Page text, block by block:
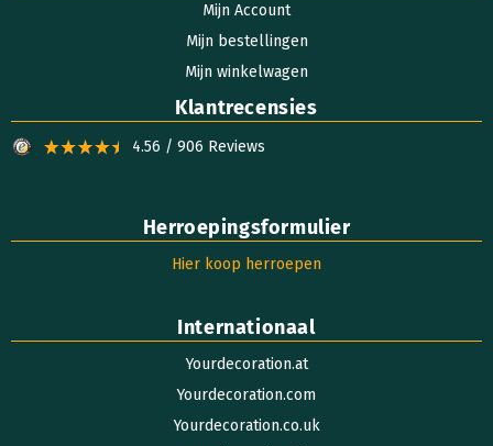
Mijn Account
Mijn bestellingen
Mijn winkelwagen
Klantrecensies
4.56 / 906 Reviews
Herroepingsformulier
Hier koop herroepen
Internationaal
Yourdecoration.at
Yourdecoration.com
Yourdecoration.co.uk